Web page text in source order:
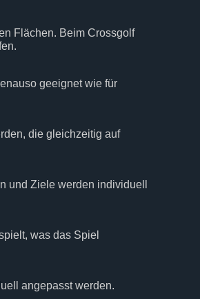
Flächen. Beim Crossgolf
geeignet wie für
die gleichzeitig auf
und Ziele werden individuell
was das Spiel
angepasst werden.